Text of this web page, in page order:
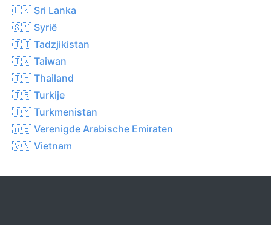
🇱🇰 Sri Lanka
🇸🇾 Syrië
🇹🇯 Tadzjikistan
🇹🇼 Taiwan
🇹🇭 Thailand
🇹🇷 Turkije
🇹🇲 Turkmenistan
🇦🇪 Verenigde Arabische Emiraten
🇻🇳 Vietnam